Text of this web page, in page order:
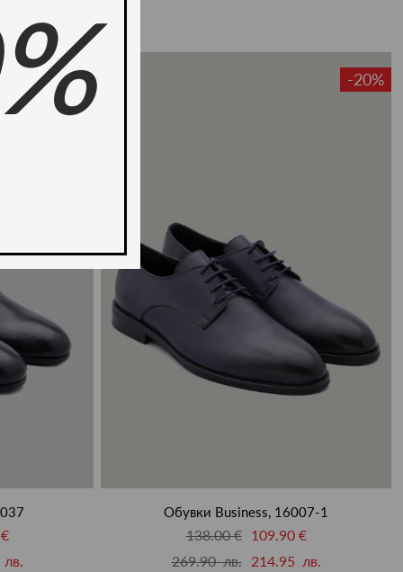
-20% -20%
Обувки Business, 16007-1
138.00 €
109.90 €
269.90 лв.
214.95 лв.